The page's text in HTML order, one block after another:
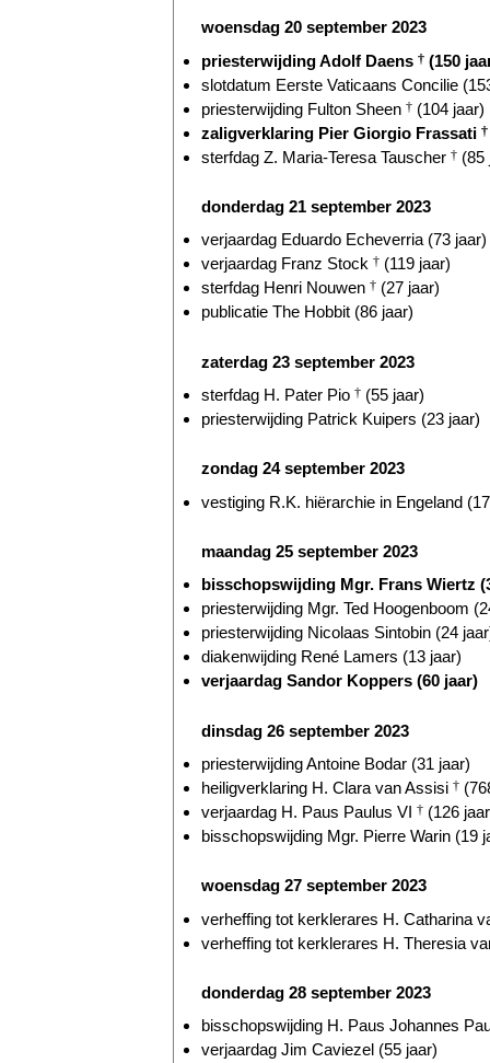
woensdag 20 september 2023
priesterwijding Adolf Daens † (150
slotdatum Eerste Vaticaans Concilie
priesterwijding Fulton Sheen † (104 jaar)
zaligverklaring Pier Giorgio Frassati †
sterfdag Z. Maria-Teresa Tauscher † (85
donderdag 21 september 2023
verjaardag Eduardo Echeverria (73 jaar)
verjaardag Franz Stock † (119 jaar)
sterfdag Henri Nouwen † (27 jaar)
publicatie The Hobbit (86 jaar)
zaterdag 23 september 2023
sterfdag H. Pater Pio † (55 jaar)
priesterwijding Patrick Kuipers (23 jaar)
zondag 24 september 2023
vestiging R.K. hiërarchie in Engeland
maandag 25 september 2023
bisschopswijding Mgr. Frans Wiertz
priesterwijding Mgr. Ted Hoogenboom
priesterwijding Nicolaas Sintobin (24
diakenwijding René Lamers (13 jaar)
verjaardag Sandor Koppers (60 jaar)
dinsdag 26 september 2023
priesterwijding Antoine Bodar (31 jaar)
heiligverklaring H. Clara van Assisi †
verjaardag H. Paus Paulus VI † (126
bisschopswijding Mgr. Pierre Warin (19
woensdag 27 september 2023
verheffing tot kerklerares H. Catharina
verheffing tot kerklerares H. Theresia
donderdag 28 september 2023
bisschopswijding H. Paus Johannes
verjaardag Jim Caviezel (55 jaar)